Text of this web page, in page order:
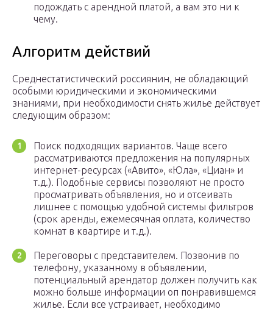
подождать с арендной платой, а вам это ни к
чему.
Алгоритм действий
Среднестатистический россиянин, не обладающий
особыми юридическими и экономическими
знаниями, при необходимости снять жилье действует
следующим образом:
Поиск подходящих вариантов. Чаще всего
рассматриваются предложения на популярных
интернет-ресурсах («Авито», «Юла», «Циан» и
т.д.). Подобные сервисы позволяют не просто
просматривать объявления, но и отсеивать
лишнее с помощью удобной системы фильтров
(срок аренды, ежемесячная оплата, количество
комнат в квартире и т.д.).
Переговоры с представителем. Позвонив по
телефону, указанному в объявлении,
потенциальный арендатор должен получить как
можно больше информации оп понравившемся
жилье. Если все устраивает, необходимо